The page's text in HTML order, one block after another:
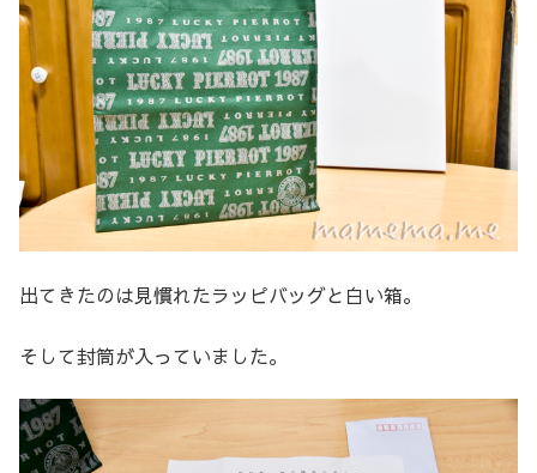
出てきたのは見慣れたラッピバッグと白い箱。
そして封筒が入っていました。